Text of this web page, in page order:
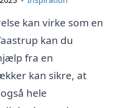
kan virke som en
kan du
fra en
kan sikre, at
hele